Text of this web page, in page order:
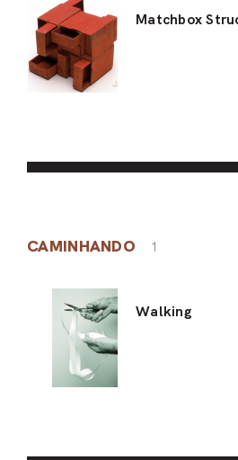
Matchbox
CAMINHANDO 1
Walking